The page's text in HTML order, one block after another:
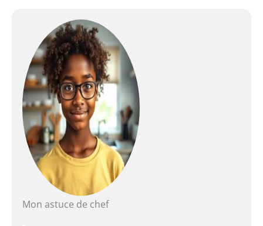
Mon astuce de chef